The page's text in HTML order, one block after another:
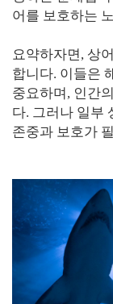
어를 보호하는
요약하자면, 상
합니다. 이들은
중요하며, 인간
다. 그러나 일부
존중과 보호가